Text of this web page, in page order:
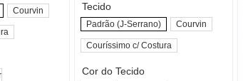
Courvin Tecido
Padrão (J-Serrano) Courvin
Couríssimo c/ Costura
Cor do Tecido